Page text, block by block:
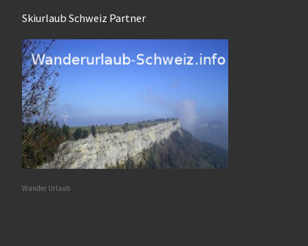
Skiurlaub Schweiz Partner
Wander Urlaub